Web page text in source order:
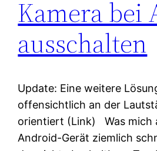
Kamera bei
ausschalten
Update: Eine weitere
offensichtlich an der
orientiert (Link) Was mich
Android-Gerät ziemlich